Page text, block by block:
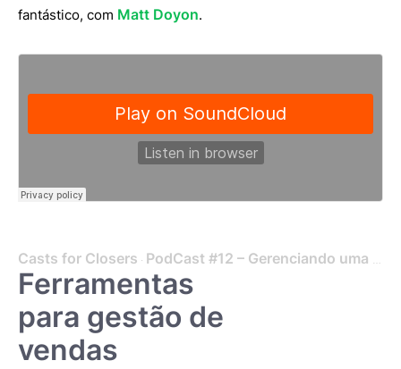
fantástico, com Matt Doyon.
Casts for Closers · PodCast #12 – Gerenciando uma operação de Vendas no BR x EUA, com Matt Doyon
Ferramentas
para gestão de
vendas